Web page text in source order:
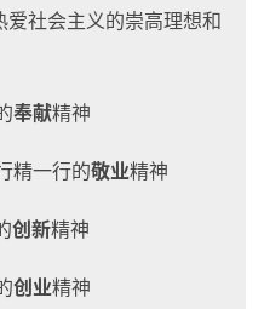
爱社会主义的崇高理想和
奉献精神
精一行的敬业精神
创新精神
创业精神